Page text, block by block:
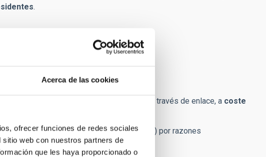
Acerca de las cookies
ofrecer funciones de redes sociales
web con nuestros partners de
que les haya proporcionado o
.
. Pueden solicitarlas, a través de enlace, a coste
diciembre hasta marzo (ambos incluidos) por razones